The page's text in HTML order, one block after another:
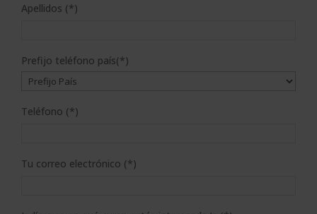
Apellidos (*)
Prefijo teléfono país(*)
Teléfono (*)
Tu correo electrónico (*)